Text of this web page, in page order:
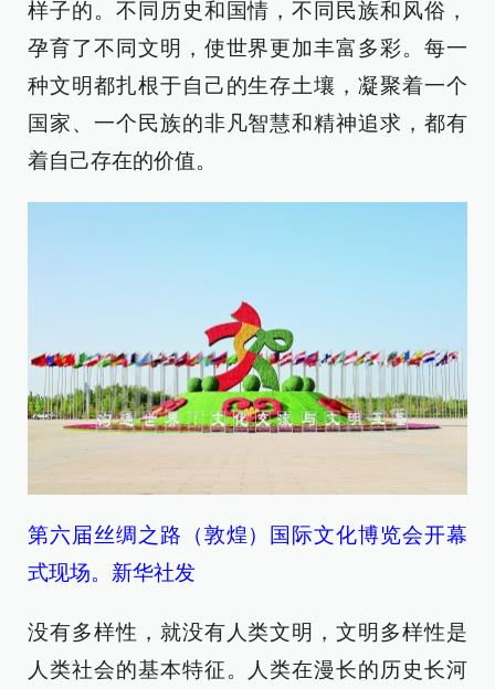
样子的。不同历史和国情，不同民族和风俗，
孕育了不同文明，使世界更加丰富多彩。每一
种文明都扎根于自己的生存土壤，凝聚着一个
国家、一个民族的非凡智慧和精神追求，都有
着自己存在的价值。
第六届丝绸之路（敦煌）国际文化博览会开幕
式现场。新华社发
没有多样性，就没有人类文明，文明多样性是
人类社会的基本特征。人类在漫长的历史长河